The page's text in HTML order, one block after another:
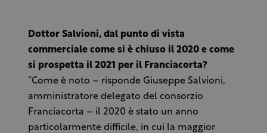
Dottor Salvioni, dal punto di vista
commerciale come si è chiuso il 2020 e come
si prospetta il 2021 per il Franciacorta?
“Come è noto – risponde Giuseppe Salvioni,
amministratore delegato del consorzio
Franciacorta – il 2020 è stato un anno
particolarmente difficile, in cui la maggior